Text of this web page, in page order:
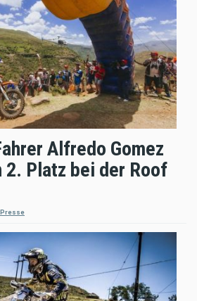
Alfredo Gomez
2. Platz bei der Roof